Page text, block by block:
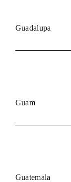
Guadalupa
Guam
Guatemala